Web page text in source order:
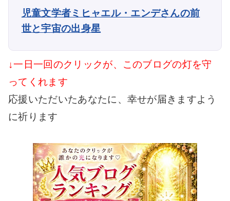
児童文学者ミヒャエル・エンデさんの前
世と宇宙の出身星
↓一日一回のクリックが、このブログの灯を守
ってくれます
応援いただいたあなたに、幸せが届きますよう
に祈ります